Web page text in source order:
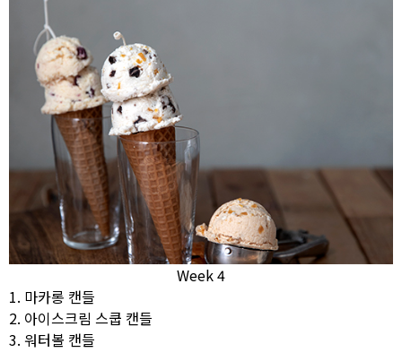
Week 4
1. 마카롱 캔들
2. 아이스크림 스쿱 캔들
3. 워터볼 캔들